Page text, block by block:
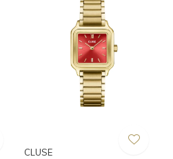
CLUSE